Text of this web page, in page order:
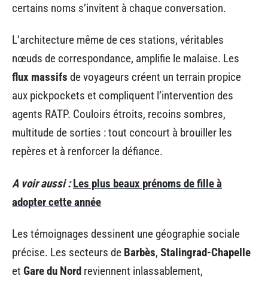
certains noms s’invitent à chaque conversation.
L’architecture même de ces stations, véritables
nœuds de correspondance, amplifie le malaise. Les
flux massifs de voyageurs créent un terrain propice
aux pickpockets et compliquent l’intervention des
agents RATP. Couloirs étroits, recoins sombres,
multitude de sorties : tout concourt à brouiller les
repères et à renforcer la défiance.
A voir aussi : Les plus beaux prénoms de fille à
adopter cette année
Les témoignages dessinent une géographie sociale
précise. Les secteurs de Barbès, Stalingrad-Chapelle
et Gare du Nord reviennent inlassablement,